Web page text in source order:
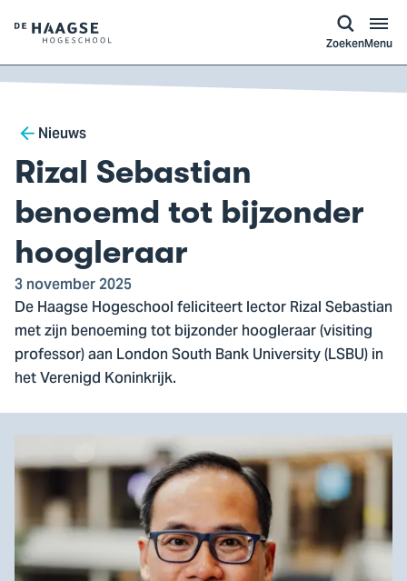
Logo
van
De
Hogeschool,
ga
naar
de
homepagina
ZoekenMenu
Breadcrumb
Nieuws
Rizal Sebastian
benoemd tot bijzonder
hoogleraar
3 november 2025
De Haagse Hogeschool feliciteert lector Rizal Sebastian
met zijn benoeming tot bijzonder hoogleraar (visiting
professor) aan London South Bank University (LSBU) in
het Verenigd Koninkrijk.